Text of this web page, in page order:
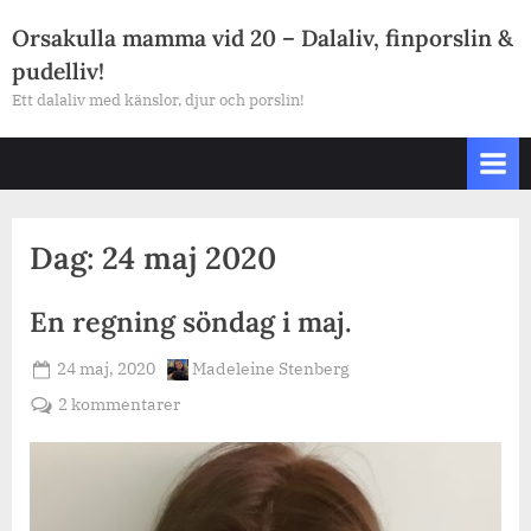
to
content
Orsakulla mamma vid 20 – Dalaliv, finporslin &
pudelliv!
Ett dalaliv med känslor, djur och porslin!
Dag: 24 maj 2020
En regning söndag i maj.
Posted
on
24 maj, 2020 By
Madeleine Stenberg
2 kommentarertill
regning
söndag